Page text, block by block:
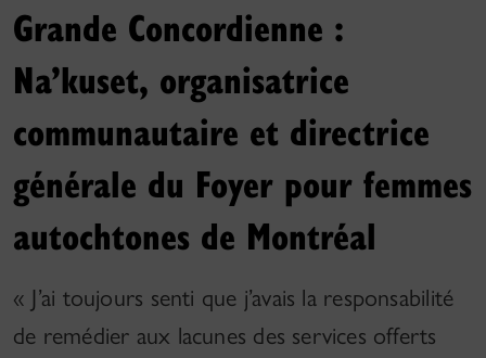
Grande Concordienne :
Na’kuset, organisatrice
communautaire et directrice
générale du Foyer pour femmes
autochtones de Montréal
« J’ai toujours senti que j’avais la responsabilité
de remédier aux lacunes des services offerts